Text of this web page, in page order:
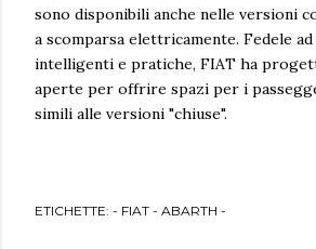
sono disponibili anche nelle versioni
a scomparsa elettricamente. Fedele
intelligenti e pratiche, FIAT ha
aperte per offrire spazi per i
simili alle versioni "chiuse".
ETICHETTE: - FIAT - ABARTH -